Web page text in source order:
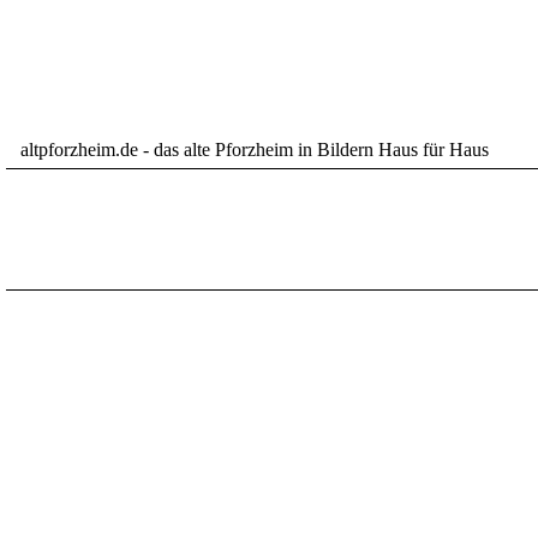
altpforzheim.de - das alte Pforzheim in Bildern Haus für Haus